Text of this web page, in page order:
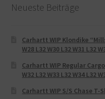
Neueste Beiträge
Carhartt WIP Klondike
W28 L32 W30 L32 W31 L32
Carhartt WIP Regular
W32 L32 W33 L32 W34 L32
Carhartt WIP S/S Chase T-